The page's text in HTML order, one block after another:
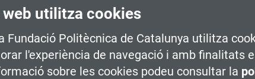
utilitza cookies
Fundació Politècnica de Catalunya utilitza
l'experiència de navegació i amb finalitats
sobre les cookies podeu consultar la
-
Multimèdia - Terrassa
Grau oficial en Disseny i
Grau oficial en Disseny i